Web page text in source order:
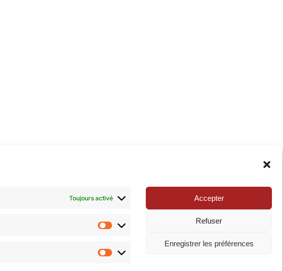
Toujours activé Accepter
Refuser
Enregistrer les préférences